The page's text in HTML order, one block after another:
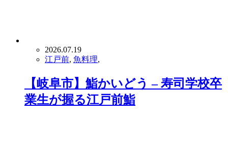
2026.07.19
江戸前, 魚料理,
【岐阜市】鮨かいどう – 寿司学校卒
業生が握る江戸前鮨